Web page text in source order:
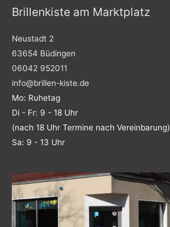
Brillenkiste am Marktplatz
Neustadt 2
63654 Büdingen
06042 952011
info@brillen-kiste.de
Mo: Ruhetag
Di - Fr: 9 - 18 Uhr
(nach 18 Uhr Termine nach Vereinbarung)
Sa: 9 - 13 Uhr